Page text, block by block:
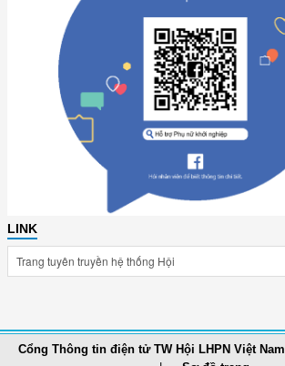
LINK
Cổng Thông tin điện tử TW Hội LHPN Việt Nam